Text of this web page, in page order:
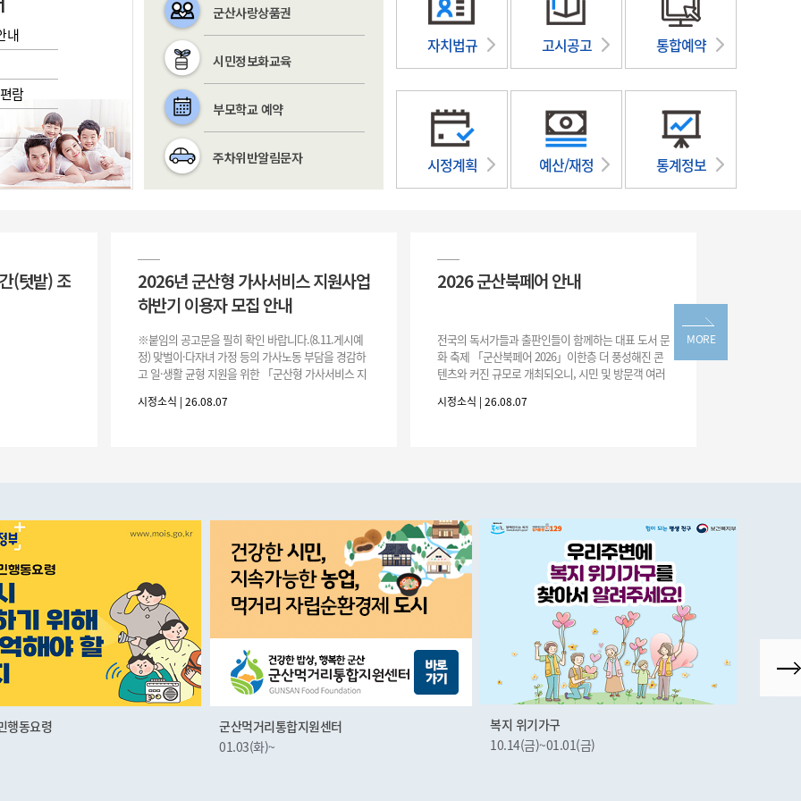
내
람
군산사랑상품권
시민정보화교육
부모학교 예약
주차위반알림문자
자치법규 고시공고 통합예약
시정계획 예산/재정 통계정보
(텃밭) 조
2026년 군산형 가사서비스 지원사업
하반기 이용자 모집 안내
※붙임의 공고문을 필히 확인 바랍니다.(8.11.게시예
정) 맞벌이·다자녀 가정 등의 가사노동 부담을 경감하
고 일·생활 균형 지원을 위한 「군산형 가사서비스 지
니 많은 참여 바랍니다. 1
시정소식 | 26.08.07
2026 군산북페어 안내
전국의 독서가들과 출판인들이 함께하는 대표 도서 문
화 축제 「군산북페어 2026」이한층 더 풍성해진 콘
텐츠와 커진 규모로 개최되오니, 시민 및 방문객 여러
간: 2026. 8. 28.
시정소식 | 26.08.07
MORE
행동요령
군산먹거리통합지원센터
01.03(화)~
복지 위기가구
10.14(금)~01.01(금)